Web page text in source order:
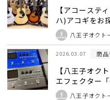
【アコーステ
ハ)アコギをお
トーレ店へ！🌟
八王子オクト
2026.03.07 商
【八王子オク
エフェクター
試奏できます
八王子オクト